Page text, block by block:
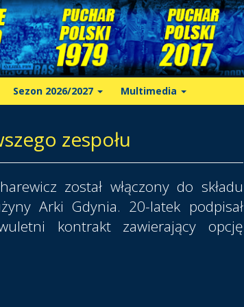
Sezon 2026/2027 Multimedia
zespołu
został włączony do składu
Arki Gdynia. 20-latek podpisał
kontrakt zawierający opcję